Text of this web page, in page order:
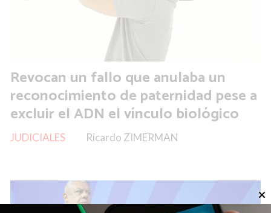
Revocan un fallo que anulaba un
reconocimiento de paternidad pese a
excluir el ADN el vínculo biológico
Ricardo ZIMERMAN
JUDICIALES